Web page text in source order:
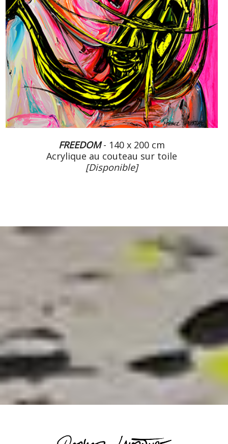
FREEDOM- 140 x 200 cm
Acrylique au couteau sur toile
[Disponible]